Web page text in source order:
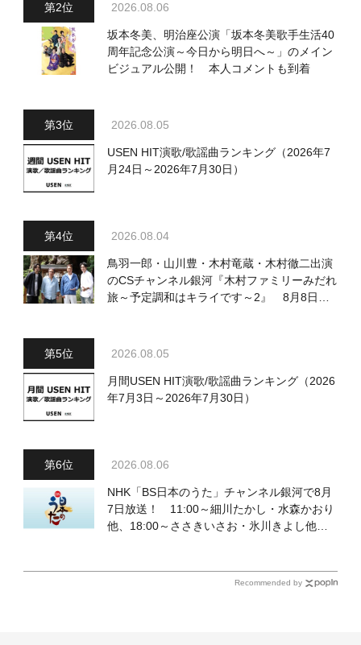
2026.08.06
坂本冬美、明治座公演「坂本冬美歌手生活40
周年記念公演～今日から明日へ～」のメイン
ビジュアル公開！ 本人コメントも到着
2026.08.05
USEN HIT演歌/歌謡曲ランキング（2026年7
月24日～2026年7月30日）
2026.08.04
鳥羽一郎・山川豊・木村竜蔵・木村徹二出演
のCSチャンネル銀河『木村ファミリーみだれ
旅～予定調和はキライです～2』 8月8日
2026.08.05
月間USEN HIT演歌/歌謡曲ランキング（2026
年7月3日～2026年7月30日）
2026.08.06
NHK「BS日本のうた」チャンネル銀河で8月
7日放送！ 11:00～細川たかし・水森かおり
他、18:00～ささきいさお・氷川きよし他登
Recommended by